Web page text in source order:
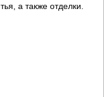
а также отделки.